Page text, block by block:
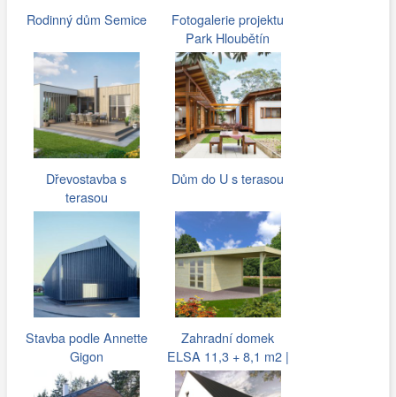
Rodinný dům Semice
Fotogalerie projektu
Park Hloubětín
Dřevostavba s
terasou
Dům do U s terasou
Stavba podle Annette
Gigon
Zahradní domek
ELSA 11,3 + 8,1 m2 |
Domky-Herold…